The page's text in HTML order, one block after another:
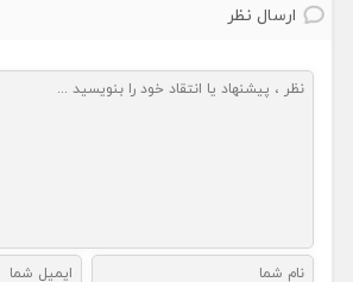
ارسال نظر